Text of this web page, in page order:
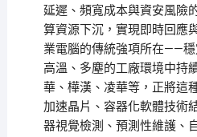
延遲、頻寬成本與資安風險
算資源下沉，實現即時回應
業電腦的傳統強項所在——穩
高溫、多塵的工廠環境中持
華、樺漢、凌華等，正將這
加速晶片、容器化軟體技術
器視覺檢測、預測性維護、